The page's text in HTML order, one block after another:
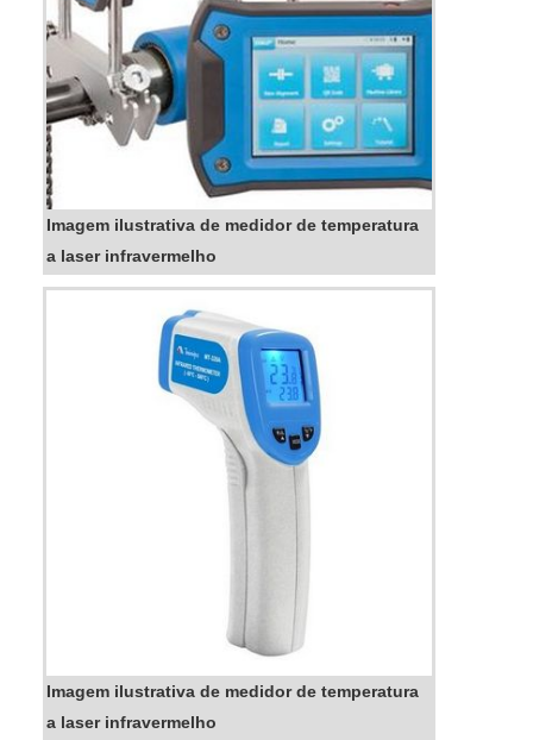
Imagem ilustrativa de medidor de temperatura
a laser infravermelho
Imagem ilustrativa de medidor de temperatura
a laser infravermelho